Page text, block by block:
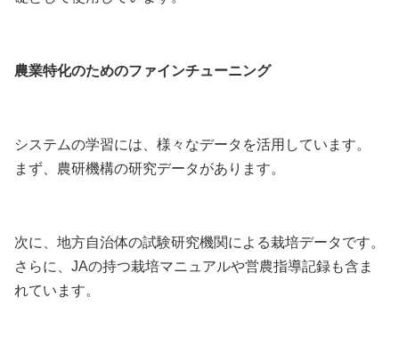
農業特化のためのファインチューニング
システムの学習には、様々なデータを活用しています。
まず、農研機構の研究データがあります。
次に、地方自治体の試験研究機関による栽培データです。
さらに、JAの持つ栽培マニュアルや営農指導記録も含ま
れています。